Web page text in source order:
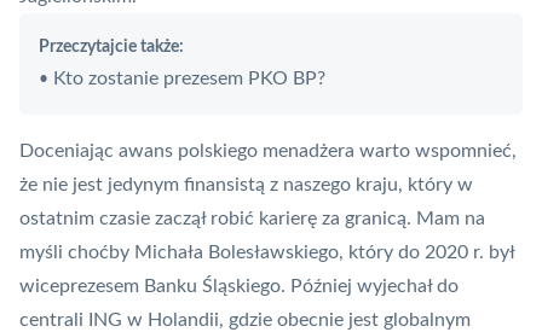
Przeczytajcie także:
• Kto zostanie prezesem PKO BP?
Doceniając awans polskiego menadżera warto wspomnieć,
że nie jest jedynym finansistą z naszego kraju, który w
ostatnim czasie zaczął robić karierę za granicą. Mam na
myśli choćby Michała Bolesławskiego, który do 2020 r. był
wiceprezesem Banku Śląskiego. Później wyjechał do
centrali
ING w Holandii, gdzie obecnie jest globalnym